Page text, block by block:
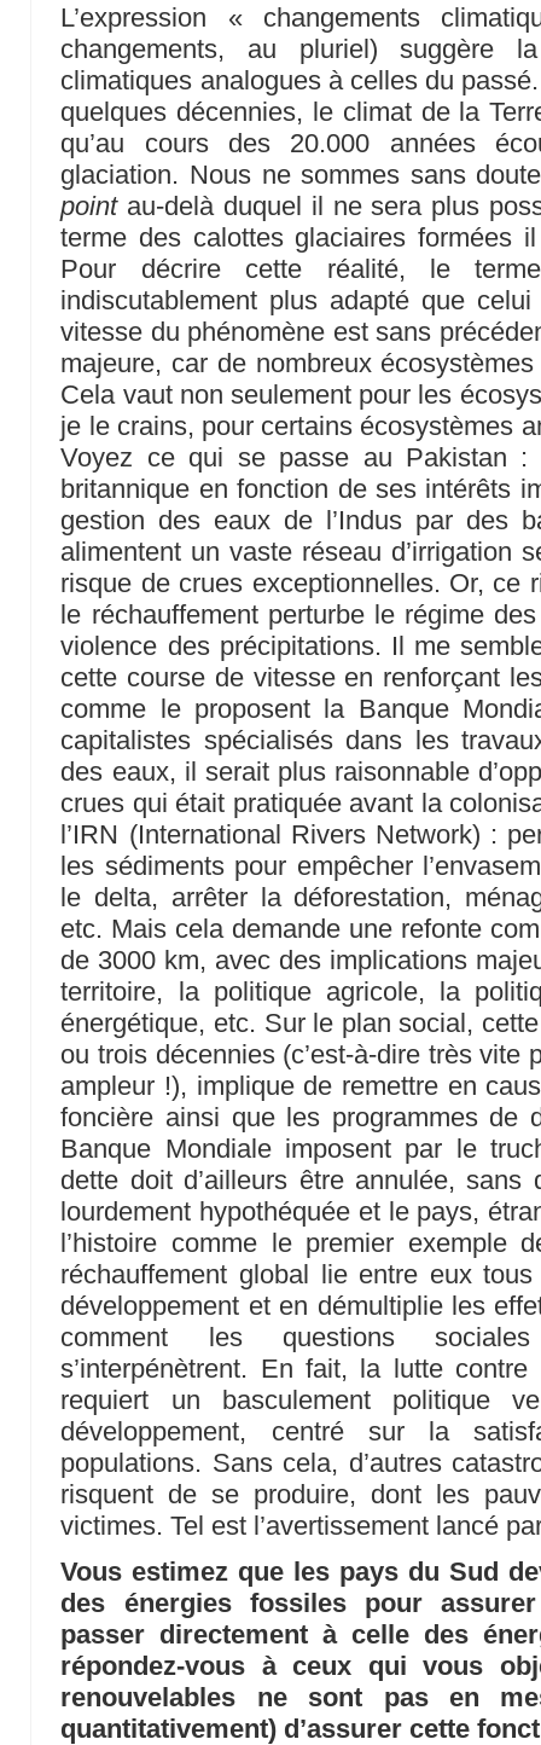
L’expression « changements
changements, au pluriel) suggère
climatiques analogues à celles du
quelques décennies, le climat de la
qu’au cours des 20.000 années
glaciation. Nous ne sommes sans
pointau-delà duquel il ne sera plus
terme des calottes glaciaires formées
Pour décrire cette réalité, le
indiscutablement plus adapté que
vitesse du phénomène est sans
majeure, car de nombreux
Cela vaut non seulement pour les
je le crains, pour certains écosystèmes
Voyez ce qui se passe au Pakistan :
britannique en fonction de ses intérêts
gestion des eaux de l’Indus par des
alimentent un vaste réseau d’irrigation
risque de crues exceptionnelles. Or, ce
le réchauffement perturbe le régime
violence des précipitations. Il me
cette course de vitesse en renforçant
comme le proposent la Banque
capitalistes spécialisés dans les
des eaux, il serait plus raisonnable
crues qui était pratiquée avant la
l’IRN (International Rivers Network) :
les sédiments pour empêcher
le delta, arrêter la déforestation,
etc. Mais cela demande une refonte
de 3000 km, avec des implications
territoire, la politique agricole, la
énergétique, etc. Sur le plan social,
ou trois décennies (c’est-à-dire très vite
ampleur !), implique de remettre en
foncière ainsi que les programmes de
Banque Mondiale imposent par le
dette doit d’ailleurs être annulée, sans
lourdement hypothéquée et le pays,
l’histoire comme le premier exemple
réchauffement global lie entre eux
développement et en démultiplie les
comment les questions sociales
s’interpénètrent. En fait, la lutte
requiert un basculement politique
développement, centré sur la
populations. Sans cela, d’autres
risquent de se produire, dont les
victimes. Tel est l’avertissement lancé
Vous estimez que les pays du Sud
des énergies fossiles pour
passer directement à celle des
répondez-vous à ceux qui vous
renouvelables ne sont pas en
quantitativement) d’assurer cette